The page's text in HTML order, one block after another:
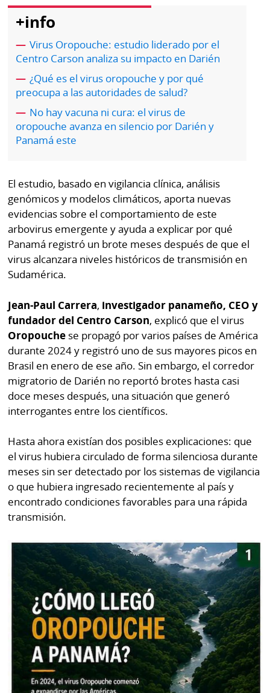
Cero
KM
Corprensa
Fácil
⌾
Hoy
por
Hoy
Sábado
Picante
Sabrina
Sin
Censura
+info
Virus Oropouche: estudio liderado por el
Centro Carson analiza su impacto en Darién
¿Qué es el virus oropouche y por qué
preocupa a las autoridades de salud?
No hay vacuna ni cura: el virus de
oropouche avanza en silencio por Darién y
Panamá este
El estudio, basado en vigilancia clínica, análisis
genómicos y modelos climáticos, aporta nuevas
evidencias sobre el comportamiento de este
arbovirus emergente y ayuda a explicar por qué
Panamá registró un brote meses después de que el
virus alcanzara niveles históricos de transmisión en
Sudamérica.
Jean-Paul Carrera, investigador panameño, CEO y
fundador del Centro Carson, explicó que el virus
Oropouche se propagó por varios países de América
durante 2024 y registró uno de sus mayores picos en
Brasil en enero de ese año. Sin embargo, el corredor
migratorio de Darién no reportó brotes hasta casi
doce meses después, una situación que generó
interrogantes entre los científicos.
Hasta ahora existían dos posibles explicaciones: que
el virus hubiera circulado de forma silenciosa durante
meses sin ser detectado por los sistemas de vigilancia
o que hubiera ingresado recientemente al país y
encontrado condiciones favorables para una rápida
transmisión.